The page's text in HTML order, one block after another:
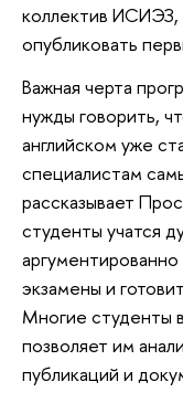
коллектив ИСИЭЗ,
опубликовать
Важная черта
нужды говорить,
английском уже
специалистам
рассказывает
студенты учатся
аргументированно
экзамены и
Многие студенты
позволяет им
публикаций и